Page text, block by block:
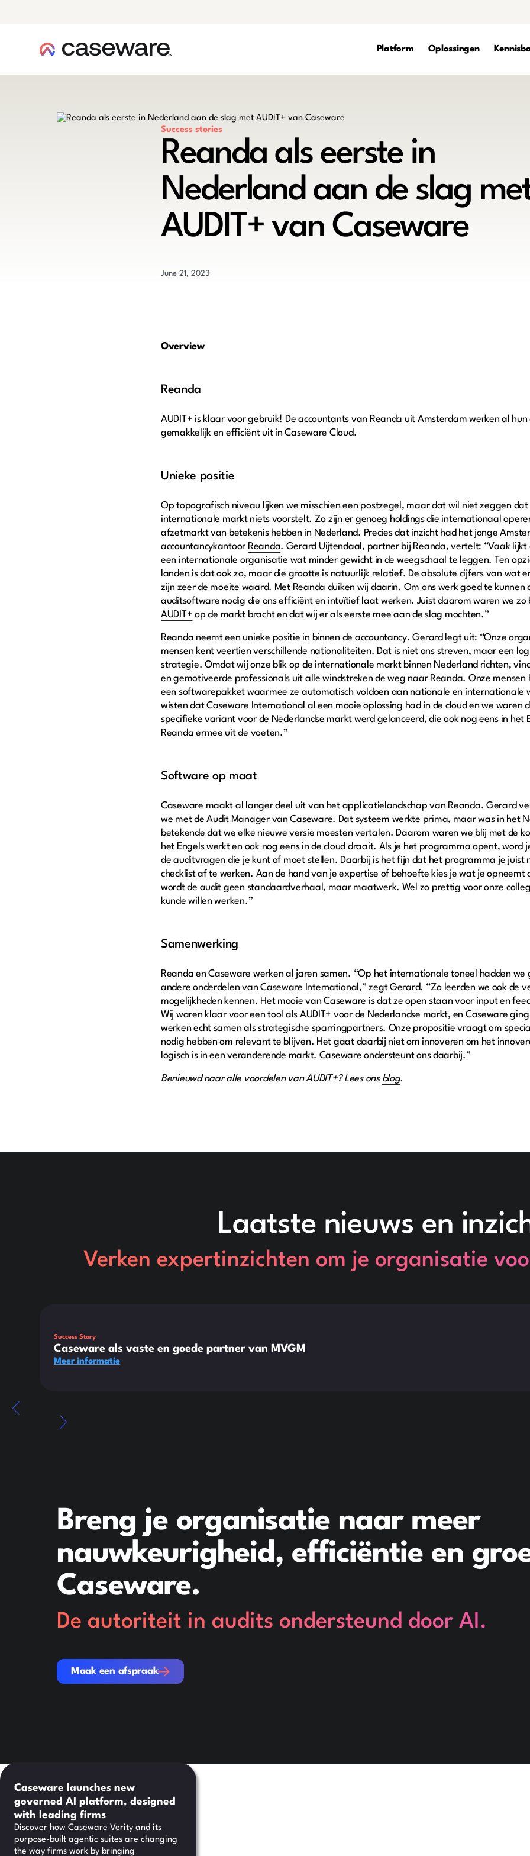
Platform Oplossingen
Success stories
Reanda als eerste in
Nederland aan de slag
AUDIT+ van Caseware
June 21, 2023
Overview
Reanda
AUDIT+ is klaar voor gebruik! De accountants van Reanda uit Amsterdam werken al
gemakkelijk en efficiënt uit in Caseware Cloud.
Unieke positie
Op topografisch niveau lijken we misschien een postzegel, maar dat wil niet zeggen
internationale markt niets voorstelt. Zo zijn er genoeg holdings die internationaal
afzetmarkt van betekenis hebben in Nederland. Precies dat inzicht had het jonge
accountancykantoor Reanda. Gerard Uijtendaal, partner bij Reanda, vertelt: “Vaak lijkt
een internationale organisatie wat minder gewicht in de weegschaal te leggen. Ten
landen is dat ook zo, maar die grootte is natuurlijk relatief. De absolute cijfers van wat
zijn zeer de moeite waard. Met Reanda duiken wij daarin. Om ons werk goed te kunnen
auditsoftware nodig die ons efficiënt en intuïtief laat werken. Juist daarom waren we zo
AUDIT+ op de markt bracht en dat wij er als eerste mee aan de slag mochten.”
Reanda neemt een unieke positie in binnen de accountancy. Gerard legt uit: “Onze
mensen kent veertien verschillende nationaliteiten. Dat is niet ons streven, maar een
strategie. Omdat wij onze blik op de internationale markt binnen Nederland richten,
en gemotiveerde professionals uit alle windstreken de weg naar Reanda. Onze mensen
een softwarepakket waarmee ze automatisch voldoen aan nationale en internationale
wisten dat Caseware International al een mooie oplossing had in de cloud en we waren
specifieke variant voor de Nederlandse markt werd gelanceerd, die ook nog eens in het
Reanda ermee uit de voeten.”
Software op maat
Caseware maakt al langer deel uit van het applicatielandschap van Reanda. Gerard
we met de Audit Manager van Caseware. Dat systeem werkte prima, maar was in het
betekende dat we elke nieuwe versie moesten vertalen. Daarom waren we blij met de
het Engels werkt en ook nog eens in de cloud draait. Als je het programma opent, word
de auditvragen die je kunt of moet stellen. Daarbij is het fijn dat het programma je juist
checklist af te werken. Aan de hand van je expertise of behoefte kies je wat je
wordt de audit geen standaardverhaal, maar maatwerk. Wel zo prettig voor onze
kunde willen werken.”
Samenwerking
Reanda en Caseware werken al jaren samen. “Op het internationale toneel hadden
andere onderdelen van Caseware International,” zegt Gerard. “Zo leerden we ook de
mogelijkheden kennen. Het mooie van Caseware is dat ze open staan voor input en
Wij waren klaar voor een tool als AUDIT+ voor de Nederlandse markt, en Caseware
werken echt samen als strategische sparringpartners. Onze propositie vraagt om
nodig hebben om relevant te blijven. Het gaat daarbij niet om innoveren om het
logisch is in een veranderende markt. Caseware ondersteunt ons daarbij.”
Benieuwd naar alle voordelen van AUDIT+? Lees ons blog.
Laatste nieuws en
Verken expertinzichten om je organisatie
Success Story
Caseware als vaste en goede partner van MVGM
Meer informatie
Breng je organisatie naar meer
nauwkeurigheid, efficiëntie en
Caseware.
De autoriteit in audits ondersteund door AI.
Maak een afspraak
Maak een afspraak
Caseware launches new
governed AI platform, designed
with leading firms
Discover how Caseware Verity and its
purpose-built agentic suites are changing
the way firms work by bringing